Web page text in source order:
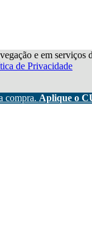
e em
de Privacidade
compra. Aplique o